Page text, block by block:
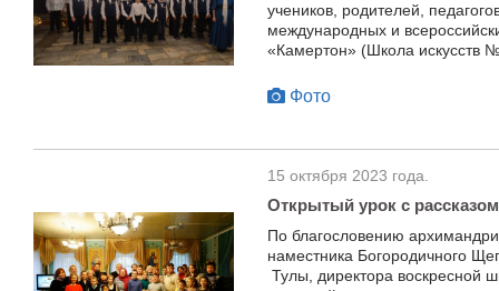
учеников, родителей,
международных и
«Камертон» (Школа искусств
Фото
15 октября 2023 года.
Открытый урок с
По благословению
наместника Богородичного
Тулы, директора воскресной